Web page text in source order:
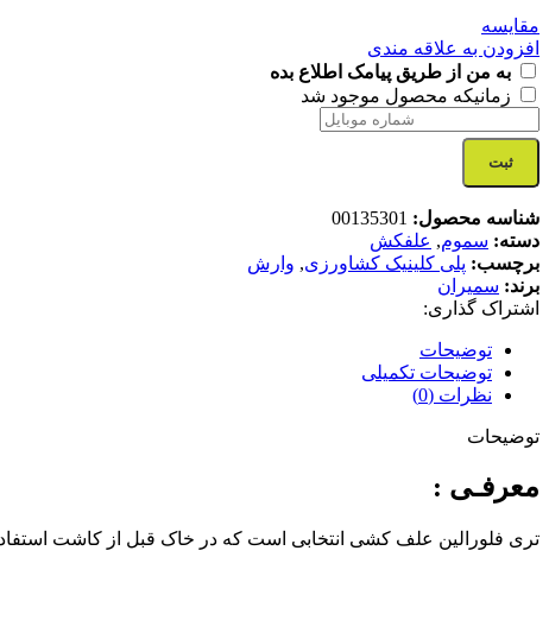
مقایسه
افزودن به علاقه مندی
به من از طریق پیامک اطلاع بده
زمانیکه محصول موجود شد
ثبت
شناسه محصول: 00135301
دسته: سموم, علفکش
برچسب: پلی کلینیک کشاورزی, وارش
برند: سمیران
اشتراک گذاری:
توضیحات
توضیحات تکمیلی
نظرات (0)
توضیحات
معرفـی :
تری فلورالین علف کشی انتخابی است که در خاک قبل از کاشت